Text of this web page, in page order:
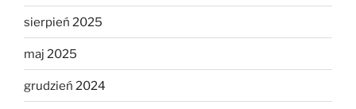
sierpień 2025
maj 2025
grudzień 2024